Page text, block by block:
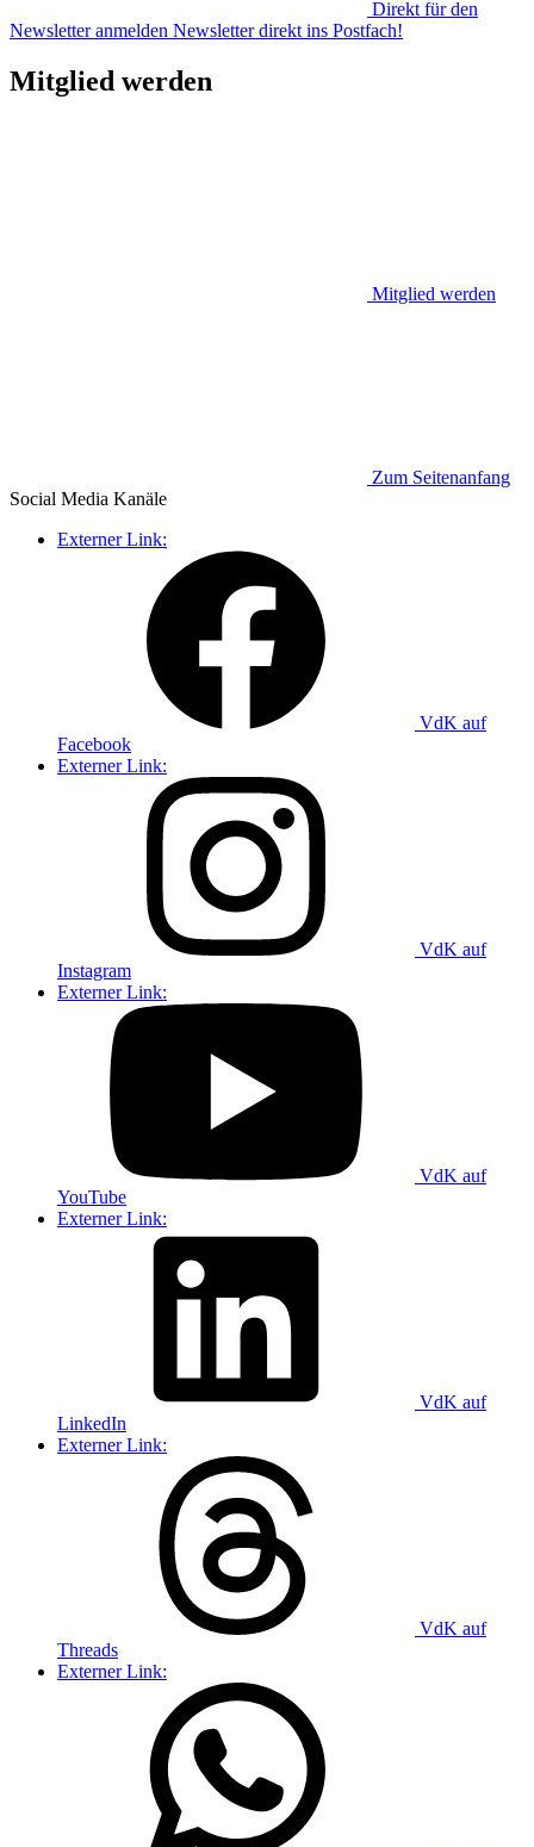
Direkt für den
Newsletter anmelden Newsletter direkt ins Postfach!
Mitglied werden
Mitglied werden
Zum Seitenanfang
Social Media Kanäle
Externer Link:
VdK auf
Facebook
Externer Link:
VdK auf
Instagram
Externer Link:
VdK auf
YouTube
Externer Link:
VdK auf
LinkedIn
Externer Link:
VdK auf
Threads
Externer Link: